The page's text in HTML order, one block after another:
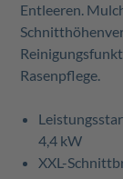
Entleeren.
Rasenpflege.
4,4 kW
XXL-